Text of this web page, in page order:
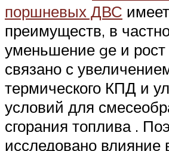
поршневых ДВС
преимуществ, в
уменьшение gе и рост
связано с
термического КПД и
условий для
сгорания топлива .
исследовано влияние